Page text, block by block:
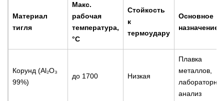
Материал
тигля
Макс.
рабочая
температура,
°С
Стойкость
к
термоудару
Основное
назначение
Корунд (Al₂O₃
99%)
до 1700 Низкая
Плавка
металлов,
анализ